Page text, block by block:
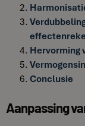
Hervorming
Conclusie
Aanpassing